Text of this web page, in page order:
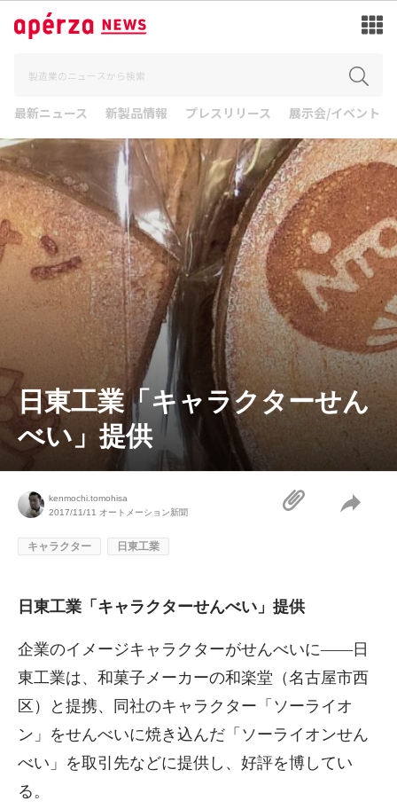
最新ニュース 新製品情報 プレスリリース 展示会/イベント
日東工業「キャラクターせん
べい」提供
kenmochi.tomohisa
2017/11/11 オートメーション新聞
キャラクター 日東工業
日東工業「キャラクターせんべい」提供
企業のイメージキャラクターがせんべいに——日
東工業は、和菓子メーカーの和楽堂（名古屋市西
区）と提携、同社のキャラクター「ソーライオ
ン」をせんべいに焼き込んだ「ソーライオンせん
べい」を取引先などに提供し、好評を博してい
る。